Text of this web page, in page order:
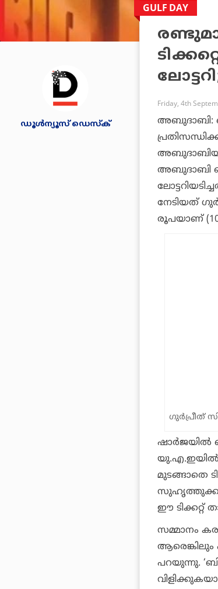
ഡൂള്‍ന്യൂസ് ഡെസ്‌ക്
GULF DAY
Friday, 4th
അബുദാബി:
അബുദാബി
നേടിയത്
രൂപയാണ്
ഗുര്‍പ്രീത്
ഷാര്‍ജയില്‍
യു.എ.ഇയില്‍
മുടങ്ങാതെ
ഈ ടിക്കറ്റ്
സമ്മാനം
ആരെങ്കിലും
പറയുന്നു.